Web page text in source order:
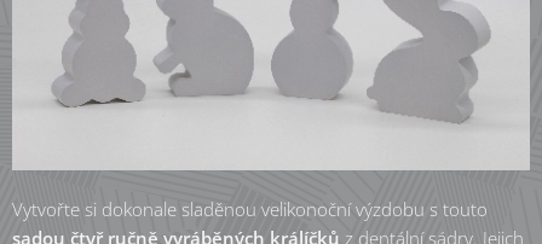
Vytvořte si dokonale sladěnou velikonoční výzdobu s touto
sadou čtyř ručně vyráběných králíčků z dentální sádry. Jejich